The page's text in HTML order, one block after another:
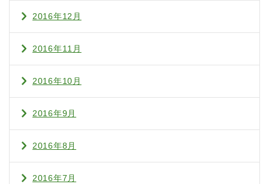
2016年12月
2016年11月
2016年10月
2016年9月
2016年8月
2016年7月